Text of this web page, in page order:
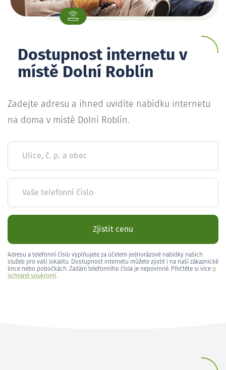
Dostupnost internetu v
místě Dolní Roblín
Zadejte adresu a ihned uvidíte nabídku internetu
na doma v místě Dolní Roblín.
Ulice, č. p. a obec
Vaše telefonní číslo
Zjistit cenu
Adresu a telefonní číslo vyplňujete za účelem jednorázové nabídky našich
služeb pro vaši lokalitu. Dostupnost internetu můžete zjistit i na naší zákaznické
lince nebo pobočkách. Zadání telefonního čísla je nepovinné. Přečtěte si více o
ochraně soukromí.